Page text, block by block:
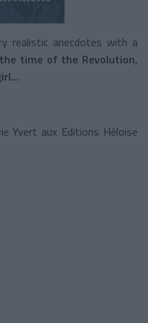
realistic anecdotes with a
time of the Revolution,
Yvert aux Editions Héloise